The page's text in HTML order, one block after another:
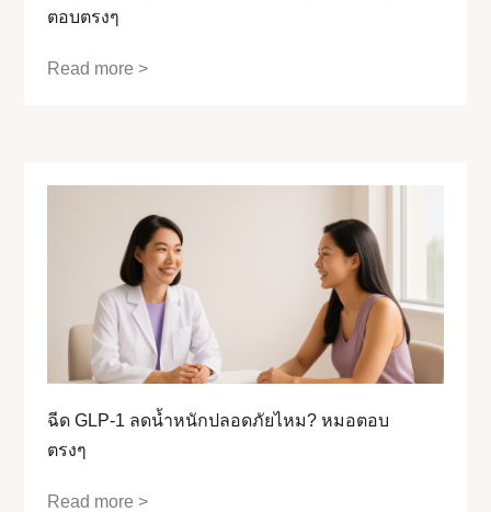
ตอบตรงๆ
Read more >
ฉีด GLP-1 ลดน้ำหนักปลอดภัยไหม? หมอตอบ
ตรงๆ
Read more >